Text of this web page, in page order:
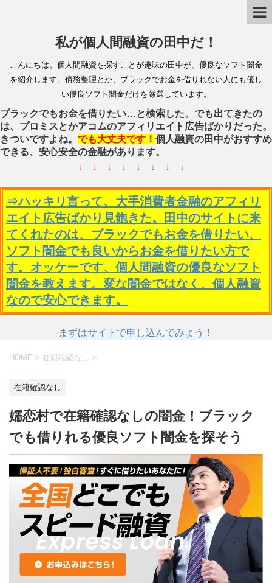
私が個人間融資の田中だ！
こんにちは。個人間融資を探すことが趣味の田中が、優良なソフト闇金
を紹介します。債務整理とか、ブラックでお金を借りれない人にも優し
い優良ソフト闇金だけを厳選しています。
ブラックでもお金を借りたい…と検索した。でも出てきたの
は、プロミスとかアコムのアフィリエイト広告ばかりだった。
きついですよね。 でも大丈夫です！ 個人融資の田中がおすすめ
できる、安心安全の金融があります。
↓ ↓ ↓ ↓ ↓ ↓ ↓ ↓
⇒ハッキリ言って、大手消費者金融のアフィリ
エイト広告ばかり見飽きた。田中のサイトに来
てくれたのは、ブラックでもお金を借りたい、
ソフト闇金でも良いからお金を借りたい方で
す。オッケーです、個人間融資の優良なソフト
闇金を教えます。変な闇金ではなく、個人融資
なので安心できます。
まずはサイトで申し込んでみよう！
HOME > 在籍確認なし >
在籍確認なし
嬬恋村で在籍確認なしの闇金！ブラック
でも借りれる優良ソフト闇金を探そう